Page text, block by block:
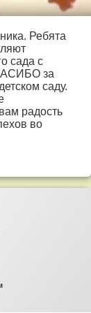
Ребята
сада с
за
саду.
радость
во